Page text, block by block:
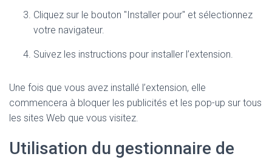
Cliquez sur le bouton "Installer pour" et sélectionnez
votre navigateur.
Suivez les instructions pour installer l’extension.
Une fois que vous avez installé l’extension, elle
commencera à bloquer les publicités et les pop-up sur tous
les sites Web que vous visitez.
Utilisation du gestionnaire de